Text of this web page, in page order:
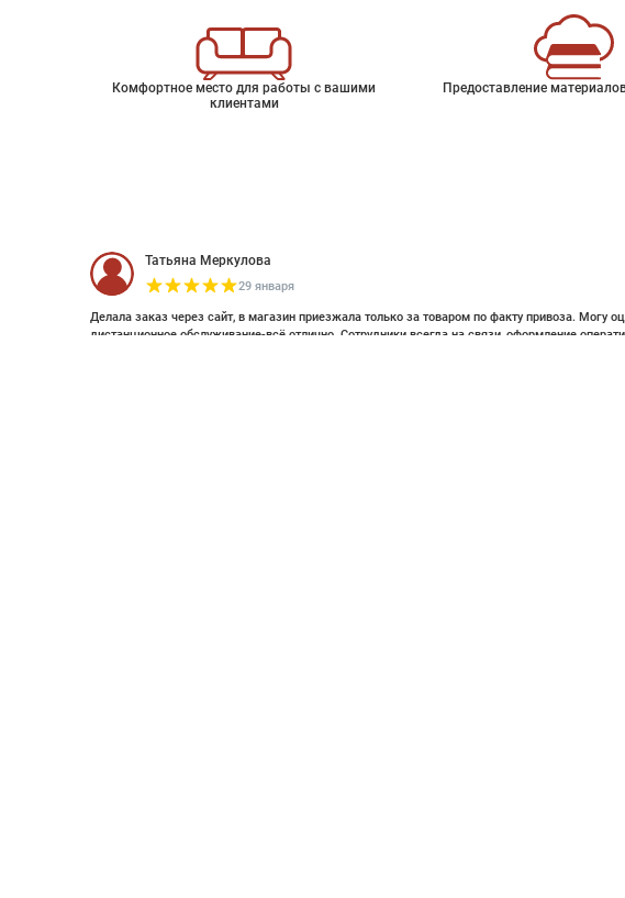
Комфортное место для работы с вашими
клиентами
Предоставление
Татьяна Меркулова
29 января
Делала заказ через сайт, в магазин приезжала только за товаром по факту привоза. Могу
дистанционное обслуживание-всё отлично. Сотрудники всегда на связи, оформление